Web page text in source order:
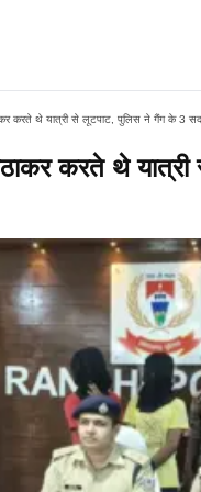
करते थे यात्री से लूटपाट, पुलिस ने गैंग के 3
करते थे